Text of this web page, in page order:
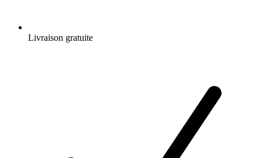
Livraison gratuite